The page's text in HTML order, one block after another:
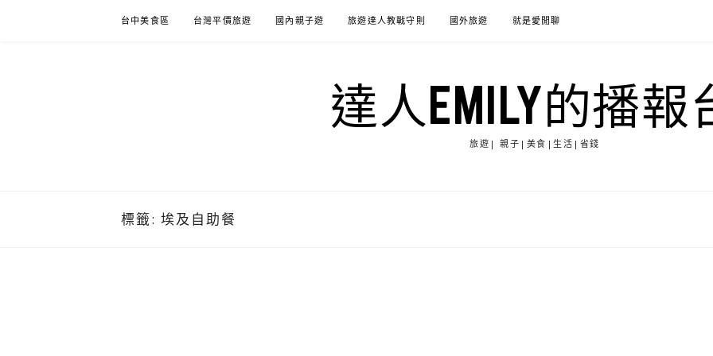
台中美食區 台灣平價旅遊 國內親子遊 旅遊達人教戰守則 國外旅遊 就是愛閒聊
達人EMILY的播報
旅遊| 親子|美食|生活|省錢
標籤: 埃及自助餐